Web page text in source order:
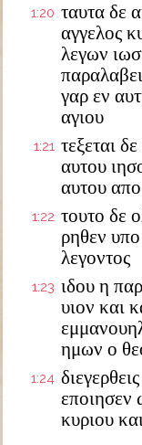
1:20 ταυτα δε
αγγελος
λεγων
γαρ εν
αγιου
1:21 τεξεται
αυτου
αυτου
1:22 τουτο δε
ρηθεν
λεγοντος
1:23 ιδου η
υιον και
ημων ο
1:24
εποιησεν
κυριου